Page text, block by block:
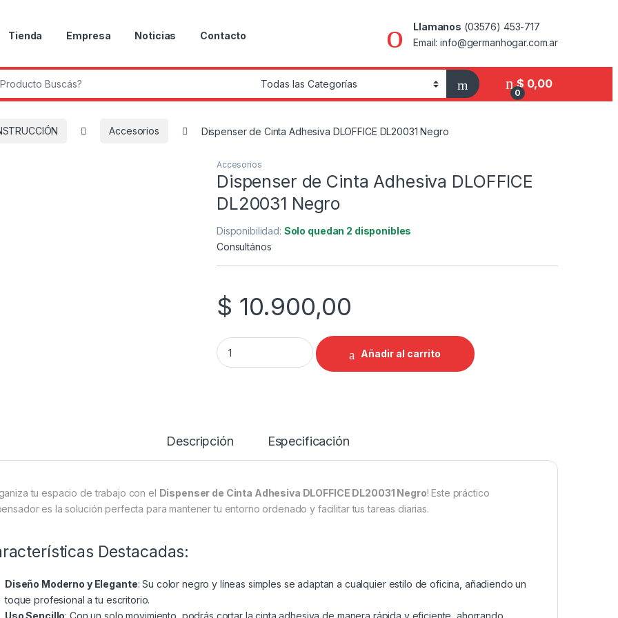
Tienda Empresa Noticias Contacto
Llamanos (03576) 453-717
Email: info@germanhogar.com.ar
0
$ 0,00
Accesorios Dispenser de Cinta Adhesiva DLOFFICE DL20031 Negro
Accesorios
Dispenser de Cinta Adhesiva DLOFFICE
DL20031 Negro
Disponibilidad: Solo quedan 2 disponibles
Consultános
$ 10.900,00
Dispenser de Cinta Adhesiva DLOFFICE DL20031 Negro quantity
Añadir al carrito
Descripción Especificación
tu espacio de trabajo con el Dispenser de Cinta Adhesiva DLOFFICE DL20031 Negro! Este práctico
es la solución perfecta para mantener tu entorno ordenado y facilitar tus tareas diarias.
Destacadas:
Diseño Moderno y Elegante: Su color negro y líneas simples se adaptan a cualquier estilo de oficina, añadiendo un
toque profesional a tu escritorio.
Uso Sencillo: Con un solo movimiento, podrás cortar la cinta adhesiva de manera rápida y eficiente, ahorrando